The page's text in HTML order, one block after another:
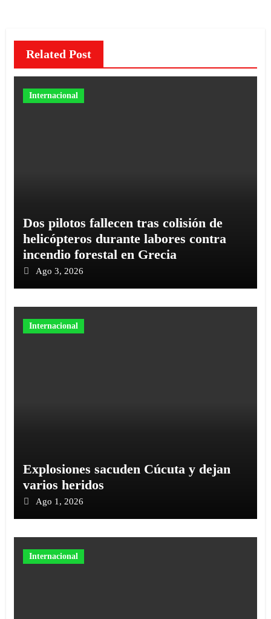
Related Post
Internacional
Dos pilotos fallecen tras colisión de
helicópteros durante labores contra
incendio forestal en Grecia
Ago 3, 2026
Internacional
Explosiones sacuden Cúcuta y dejan
varios heridos
Ago 1, 2026
Internacional